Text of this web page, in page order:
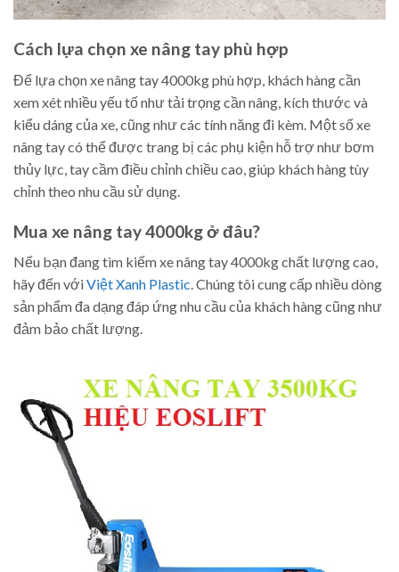
Cách lựa chọn xe nâng tay phù hợp
Để lựa chọn xe nâng tay 4000kg phù hợp, khách hàng cần
xem xét nhiều yếu tố như tải trọng cần nâng, kích thước và
kiểu dáng của xe, cũng như các tính năng đi kèm. Một số xe
nâng tay có thể được trang bị các phụ kiện hỗ trợ như bơm
thủy lực, tay cầm điều chỉnh chiều cao, giúp khách hàng tùy
chỉnh theo nhu cầu sử dụng.
Mua xe nâng tay 4000kg ở đâu?
Nếu bạn đang tìm kiếm xe nâng tay 4000kg chất lượng cao,
hãy đến vớiViệt Xanh Plastic. Chúng tôi cung cấp nhiều dòng
sản phẩm đa dạng đáp ứng nhu cầu của khách hàng cũng như
đảm bảo chất lượng.